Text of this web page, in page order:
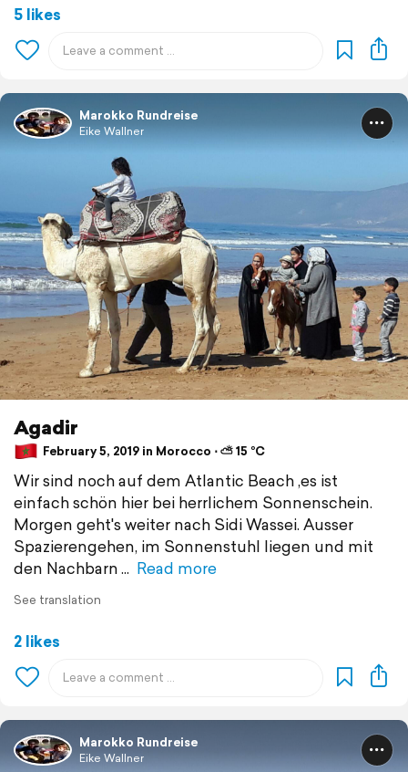
5 likes
Marokko Rundreise
Eike Wallner
Agadir
February 5, 2019 in Morocco ⋅ ⛅ 15 °C
Wir sind noch auf dem Atlantic Beach ,es ist
einfach schön hier bei herrlichem Sonnenschein.
Morgen geht's weiter nach Sidi Wassei. Ausser
Spazierengehen, im Sonnenstuhl liegen und mit
den Nachbarn
Read more
See translation
2 likes
Marokko Rundreise
Eike Wallner